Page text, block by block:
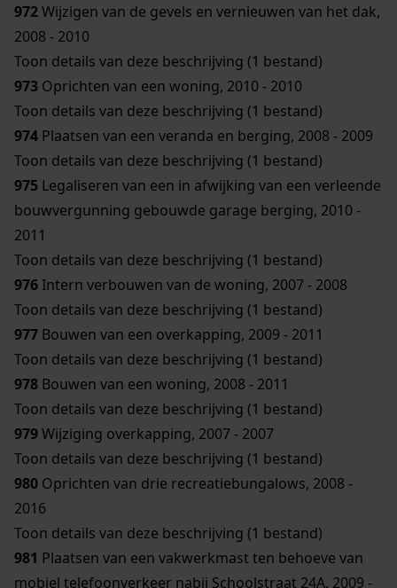
972Wijzigen van de gevels en vernieuwen van het dak,
2008 - 2010
Toon details van deze beschrijving (1 bestand)
973 Oprichten van een woning, 2010 - 2010
Toon details van deze beschrijving (1 bestand)
974 Plaatsen van een veranda en berging, 2008 - 2009
Toon details van deze beschrijving (1 bestand)
975 Legaliseren van een in afwijking van een verleende
bouwvergunning gebouwde garage berging, 2010 -
2011
Toon details van deze beschrijving (1 bestand)
976 Intern verbouwen van de woning, 2007 - 2008
Toon details van deze beschrijving (1 bestand)
977 Bouwen van een overkapping, 2009 - 2011
Toon details van deze beschrijving (1 bestand)
978 Bouwen van een woning, 2008 - 2011
Toon details van deze beschrijving (1 bestand)
979Wijziging overkapping, 2007 - 2007
Toon details van deze beschrijving (1 bestand)
980 Oprichten van drie recreatiebungalows, 2008 -
2016
Toon details van deze beschrijving (1 bestand)
981 Plaatsen van een vakwerkmast ten behoeve van
mobiel telefoonverkeer nabij Schoolstraat 24A, 2009 -